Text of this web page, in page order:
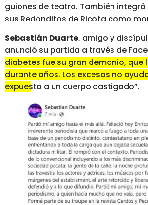
guiones de teatro. También integró
sus Redonditos de Ricota como
Sebastián Duarte, amigo y
anunció su partida a través de
diabetes fue su gran demonio, que
durante años. Los excesos no
expuesto a un cuerpo castigado”.